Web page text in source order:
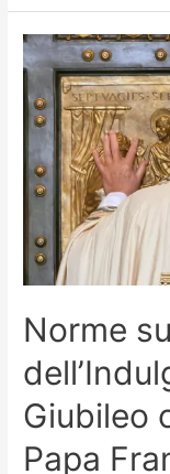
Norme
Giubileo
Papa